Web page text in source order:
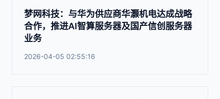
梦网科技：与华为供应商华灏机电达成战略
合作，推进AI智算服务器及国产信创服务器
业务
2026-04-05 02:55:16